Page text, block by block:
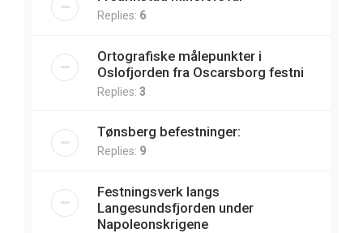
Replies: 6
Ortografiske målepunkter i
Oslofjorden fra Oscarsborg festni
Replies: 3
Tønsberg befestninger:
Replies: 9
Festningsverk langs
Langesundsfjorden under
Napoleonskrigene